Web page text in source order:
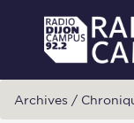
Archives /